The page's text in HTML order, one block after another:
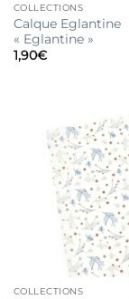
COLLECTIONS
Calque Eglantine
« Eglantine »
1,90€
COLLECTIONS